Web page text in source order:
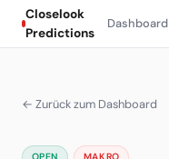
Closelook
Predictions
Dashboard
← Zurück zum Dashboard